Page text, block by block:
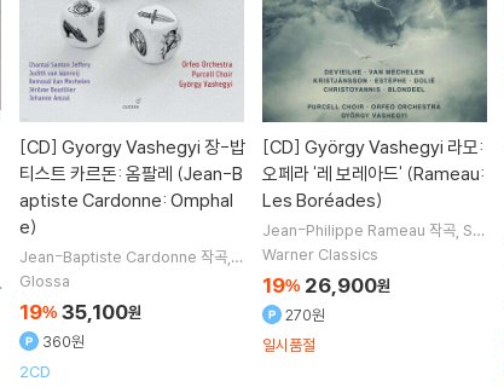
[CD] Gyorgy Vashegyi 장-밥
티스트 카르돈: 옴팔레 (Jean-B
aptiste Cardonne: Omphal
e)
Jean-Baptiste Cardonne 작곡 C
hantal Santon Jeffery
en노래 외 5명
Glossa
19% 35,100원
360원
2CD
[CD] György Vashegyi 라모:
오페라 '레 보레아드' (Rameau:
Les Boréades)
Jean-Philippe Rameau 작곡 Sa
bine Devieilhe Reinoud van Me
휘 외 2명
Warner Classics
19% 26,900원
270원
일시품절